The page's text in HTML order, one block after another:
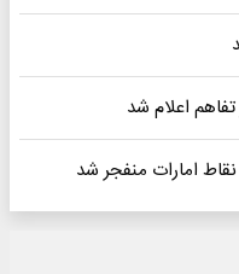
اعلام شد
امارات منفجر شد